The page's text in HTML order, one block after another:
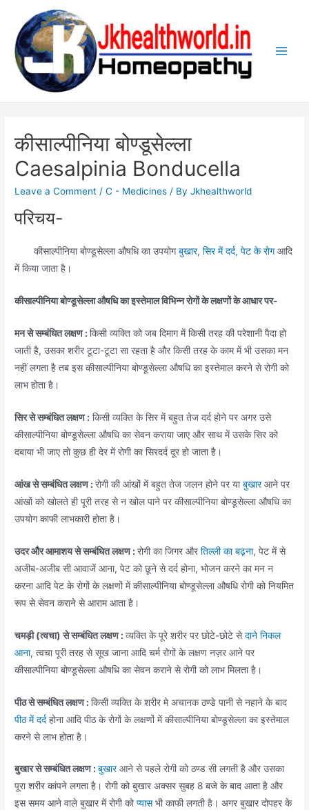
content
कीसाल्पीनिया बोण्डूसेल्ला
Caesalpinia Bonducella
Leave a Comment /C - Medicines / ByJkhealthworld
परिचय-
कीसाल्पीनिया बोण्डूसेल्ला औषधि का उपयोगबुखार,सिर में दर्द, पेट के रोगआदि
में किया जाता है।
कीसाल्पीनिया बोण्डूसेल्ला औषधि का इस्तेमाल विभिन्न रोगों के लक्षणों के आधार पर-
मन से सम्बंधित लक्षण :किसी व्यक्ति को जब दिमाग में किसी तरह की परेशानी पैदा हो
जाती है, उसका शरीर टूटा-टूटा सा रहता है और किसी तरह के काम में भी उसका मन
नहीं लगता है तब इस कीसाल्पीनिया बोण्डूसेल्ला औषधि का इस्तेमाल करने से रोगी को
लाभ होता है।
सिर से सम्बंधित लक्षण : किसी व्यक्ति के सिर में बहुत तेज दर्द होने पर अगर उसे
कीसाल्पीनिया बोण्डूसेल्ला औषधि का सेवन कराया जाए और साथ में उसके सिर को
दबाया भी जाए तो कुछ ही देर में रोगी का सिरदर्द दूर हो जाता है।
आंख से सम्बंधित लक्षण :रोगी की आंखों में बहुत तेज जलन होने पर याबुखारआने पर
आंखों को खोलते ही पूरी तरह से न खोल पाने पर कीसाल्पीनिया बोण्डूसेल्ला औषधि का
उपयोग काफी लाभकारी होता है।
उदर और आमाशय से सम्बंधित लक्षण :रोगी का जिगर औरतिल्ली का बढ़ना, पेट में से
अजीब-अजीब सी आवाजें आना, पेट को छूने से दर्द होना, भोजन करने का मन न
करना आदि पेट के रोगों के लक्षणों में कीसाल्पीनिया बोण्डूसेल्ला औषधि रोगी को नियमित
रूप से सेवन कराने से आराम आता है।
चमड़ी (त्वचा) से सम्बंधित लक्षण :व्यक्ति के पूरे शरीर पर छोटे-छोटे सेदाने निकल
आना, त्वचा पूरी तरह से सूख जाना आदि चर्म रोगों के लक्षण नज़र आने पर
कीसाल्पीनिया बोण्डूसेल्ला औषधि का सेवन कराने से रोगी को लाभ मिलता है।
पीठ से सम्बंधित लक्षण :किसी व्यक्ति के शरीर मे अचानक ठण्डे पानी से नहाने के बाद
पीठ में दर्द होना आदि पीठ के रोगों के लक्षणों में कीसाल्पीनिया बोण्डूसेल्ला का इस्तेमाल
करने से लाभ होता है।
बुखार से सम्बंधित लक्षण :बुखारआने से पहले रोगी को ठण्ड सी लगती है और उसका
पूरा शरीर कांपने लगता है। रोगी को बुखार अक्सर सुबह 8 बजे के बाद आता है और
इस समय आने वाले बुखार में रोगी कोप्यासभी काफी लगती है। अगर बुखार दोपहर के